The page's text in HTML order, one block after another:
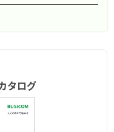
タログ